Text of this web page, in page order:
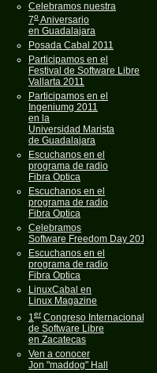
Celebramos nuestra
7oAniversario
en Guadalajara
Posada Cabal 2011
Participamos en el
Festival de Software Libre
Vallarta 2011
Participamos en el
Ingeniumg 2011
en la
Universidad Marista
de Guadalajara
Escuchanos en el
programa de radio
Fibra Optica
Escuchanos en el
programa de radio
Fibra Optica
Celebramos
Software Freedom Day 2011
Escuchanos en el
programa de radio
Fibra Optica
LinuxCabal en
Linux Magazine
1er Congreso Internacional
de Software Libre
en Zacatecas
Ven a conocer
Jon "maddog" Hall